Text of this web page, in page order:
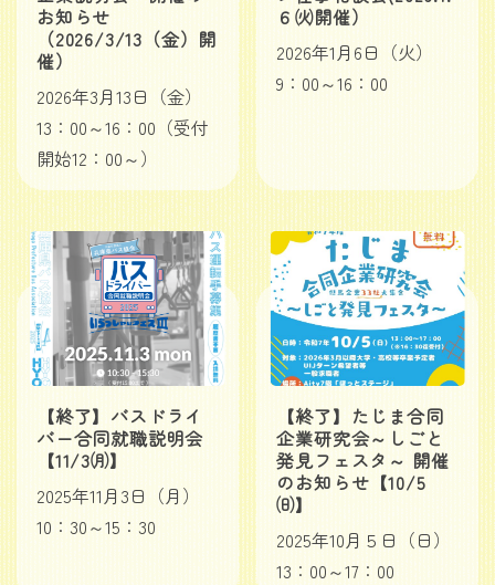
お知らせ
（2026/3/13（金）開
催）
2026年3月13日（金）
13：00～16：00（受付
開始12：00～）
６㈫開催）
2026年1月6日（火）
9：00～16：00
【終了】バスドライ
バー合同就職説明会
【11/3㈪】
2025年11月3日（月）
10：30～15：30
【終了】たじま合同
企業研究会～しごと
発見フェスタ～ 開催
のお知らせ【10/5
㈰】
2025年10月５日（日）
13：00～17：00